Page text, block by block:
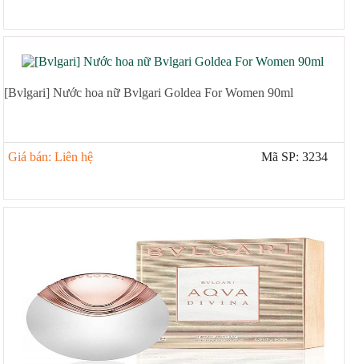
[Bvlgari] Nước hoa nữ Bvlgari Goldea For Women 90ml
Giá bán: Liên hệ Mã SP: 3234